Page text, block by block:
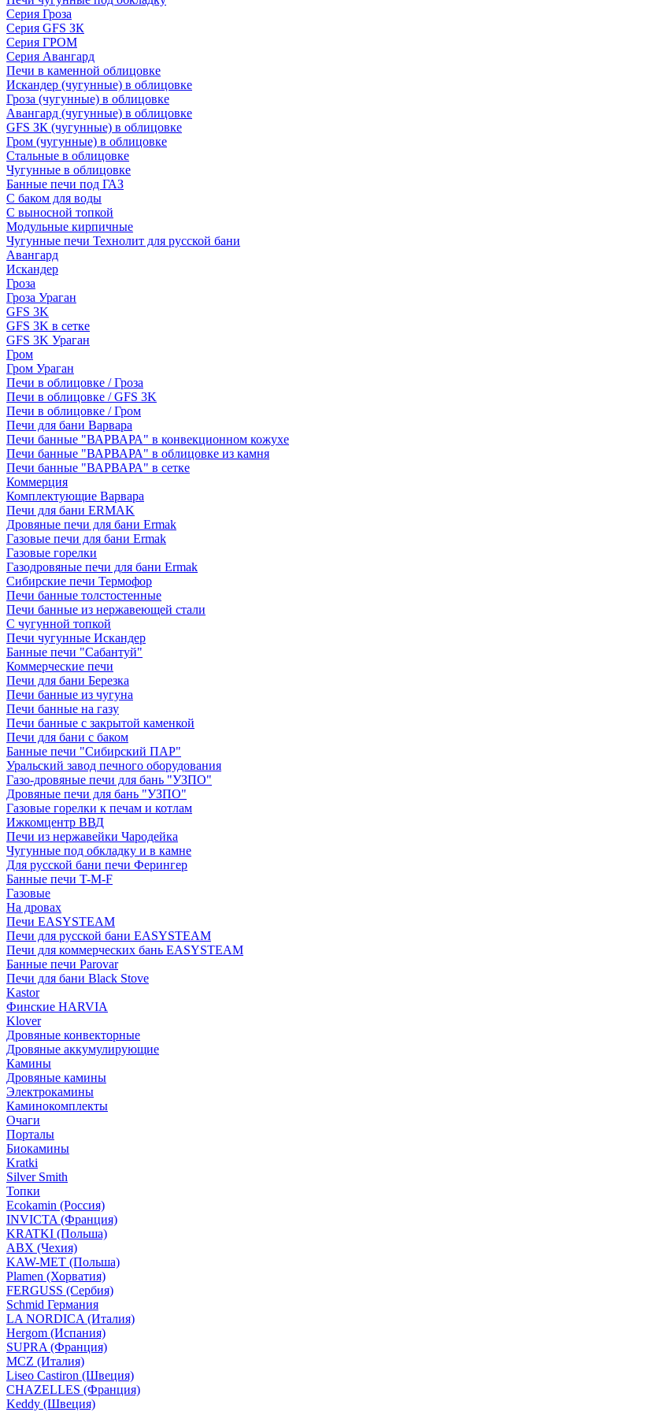
Серия Гроза
Серия GFS ЗК
Серия ГРОМ
Серия Авангард
Печи в каменной облицовке
Искандер (чугунные) в облицовке
Гроза (чугунные) в облицовке
Авангард (чугунные) в облицовке
GFS ЗК (чугунные) в облицовке
Гром (чугунные) в облицовке
Стальные в облицовке
Чугунные в облицовке
Банные печи под ГАЗ
С баком для воды
С выносной топкой
Модульные кирпичные
Чугунные печи Технолит для русской бани
Авангард
Искандер
Гроза
Гроза Ураган
GFS 3K
GFS 3K в сетке
GFS 3K Ураган
Гром
Гром Ураган
Печи в облицовке / Гроза
Печи в облицовке / GFS 3K
Печи в облицовке / Гром
Печи для бани Варвара
Печи банные "ВАРВАРА" в конвекционном кожухе
Печи банные "ВАРВАРА" в облицовке из камня
Печи банные "ВАРВАРА" в сетке
Коммерция
Комплектующие Варвара
Печи для бани ERMAK
Дровяные печи для бани Ermak
Газовые печи для бани Ermak
Газовые горелки
Газодровяные печи для бани Ermak
Сибирские печи Термофор
Печи банные толстостенные
Печи банные из нержавеющей стали
С чугунной топкой
Печи чугунные Искандер
Банные печи "Сабантуй"
Коммерческие печи
Печи для бани Березка
Печи банные из чугуна
Печи банные на газу
Печи банные с закрытой каменкой
Печи для бани с баком
Банные печи "Сибирский ПАР"
Уральский завод печного оборудования
Газо-дровяные печи для бань "УЗПО"
Дровяные печи для бань "УЗПО"
Газовые горелки к печам и котлам
Ижкомцентр ВВД
Печи из нержавейки Чародейка
Чугунные под обкладку и в камне
Для русской бани печи Ферингер
Банные печи T-M-F
Газовые
На дровах
Печи EASYSTEAM
Печи для русской бани EASYSTEAM
Печи для коммерческих бань EASYSTEAM
Банные печи Parovar
Печи для бани Black Stove
Kastor
Финские HARVIA
Klover
Дровяные конвекторные
Дровяные аккумулирующие
Камины
Дровяные камины
Электрокамины
Каминокомплекты
Очаги
Порталы
Биокамины
Kratki
Silver Smith
Топки
Ecokamin (Россия)
INVICTA (Франция)
KRATKI (Польша)
ABX (Чехия)
KAW-MET (Польша)
Plamen (Хорватия)
FERGUSS (Сербия)
Schmid Германия
LA NORDICA (Италия)
Hergom (Испания)
SUPRA (Франция)
MCZ (Италия)
Liseo Castiron (Швеция)
CHAZELLES (Франция)
Keddy (Швеция)